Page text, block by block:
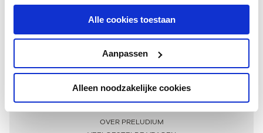
Alle cookies toestaan
Aanpassen
Alleen noodzakelijke cookies
Meer informatie
OVER PRELUDIUM